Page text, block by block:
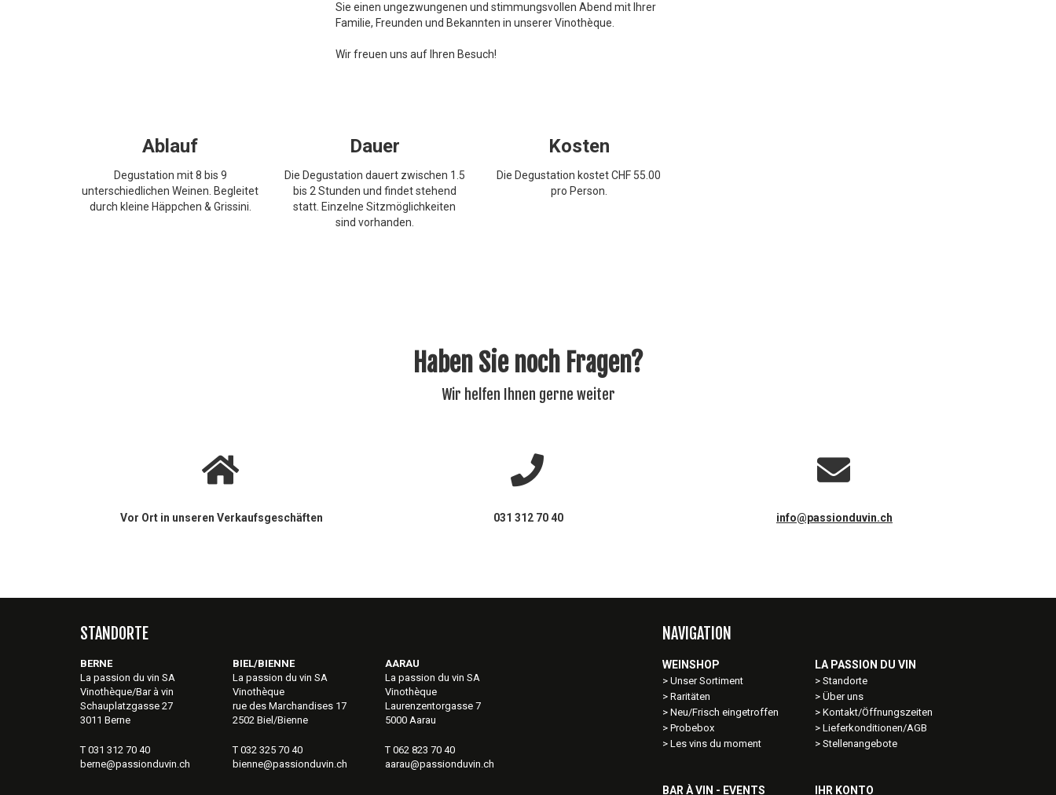
Sie einen ungezwungenen und stimmungsvollen Abend mit Ihrer
Familie, Freunden und Bekannten in unserer Vinothèque.
Wir freuen uns auf Ihren Besuch!
Ablauf
Degustation mit 8 bis 9
unterschiedlichen Weinen. Begleitet
durch kleine Häppchen & Grissini.
Dauer
Die Degustation dauert zwischen 1.5
bis 2 Stunden und findet stehend
statt. Einzelne Sitzmöglichkeiten
sind vorhanden.
Kosten
Die Degustation kostet CHF 55.00
pro Person.
Haben Sie noch Fragen?
Wir helfen Ihnen gerne weiter
Vor Ort in unseren Verkaufsgeschäften 031 312 70 40 info@passionduvin.ch
STANDORTE
BERNE
La passion du vin SA
Vinothèque/Bar à vin
Schauplatzgasse 27
3011 Berne
T 031 312 70 40
berne@passionduvin.ch
BIEL/BIENNE
La passion du vin SA
Vinothèque
rue des Marchandises 17
2502 Biel/Bienne
T 032 325 70 40
bienne@passionduvin.ch
AARAU
La passion du vin SA
Vinothèque
Laurenzentorgasse 7
5000 Aarau
T 062 823 70 40
aarau@passionduvin.ch
NAVIGATION
WEINSHOP
Unser Sortiment
Raritäten
Neu/Frisch eingetroffen
Probebox
Les vins du moment
BAR À VIN - EVENTS
LA PASSION DU VIN
Standorte
Über uns
Kontakt/Öffnungszeiten
Lieferkonditionen/AGB
Stellenangebote
IHR KONTO